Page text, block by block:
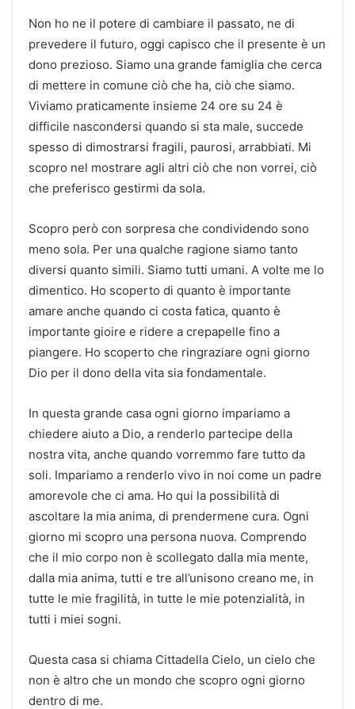
Non ho ne il potere di cambiare il passato, ne di
prevedere il futuro, oggi capisco che il presente è un
dono prezioso. Siamo una grande famiglia che cerca
di mettere in comune ciò che ha, ciò che siamo.
Viviamo praticamente insieme 24 ore su 24 è
difficile nascondersi quando si sta male, succede
spesso di dimostrarsi fragili, paurosi, arrabbiati. Mi
scopro nel mostrare agli altri ciò che non vorrei, ciò
che preferisco gestirmi da sola.
Scopro però con sorpresa che condividendo sono
meno sola. Per una qualche ragione siamo tanto
diversi quanto simili. Siamo tutti umani. A volte me lo
dimentico. Ho scoperto di quanto è importante
amare anche quando ci costa fatica, quanto è
importante gioire e ridere a crepapelle fino a
piangere. Ho scoperto che ringraziare ogni giorno
Dio per il dono della vita sia fondamentale.
In questa grande casa ogni giorno impariamo a
chiedere aiuto a Dio, a renderlo partecipe della
nostra vita, anche quando vorremmo fare tutto da
soli. Impariamo a renderlo vivo in noi come un padre
amorevole che ci ama. Ho qui la possibilità di
ascoltare la mia anima, di prendermene cura. Ogni
giorno mi scopro una persona nuova. Comprendo
che il mio corpo non è scollegato dalla mia mente,
dalla mia anima, tutti e tre all’unisono creano me, in
tutte le mie fragilità, in tutte le mie potenzialità, in
tutti i miei sogni.
Questa casa si chiama Cittadella Cielo, un cielo che
non è altro che un mondo che scopro ogni giorno
dentro di me.